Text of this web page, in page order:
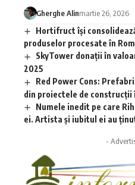
Gherghe Alinmartie 26, 2026
Hortifruct își
produselor procesate în
SkyTower donații în
2025
Red Power Cons:
din proiectele de construcții
Numele inedit pe care
ei. Artista și iubitul ei au
-